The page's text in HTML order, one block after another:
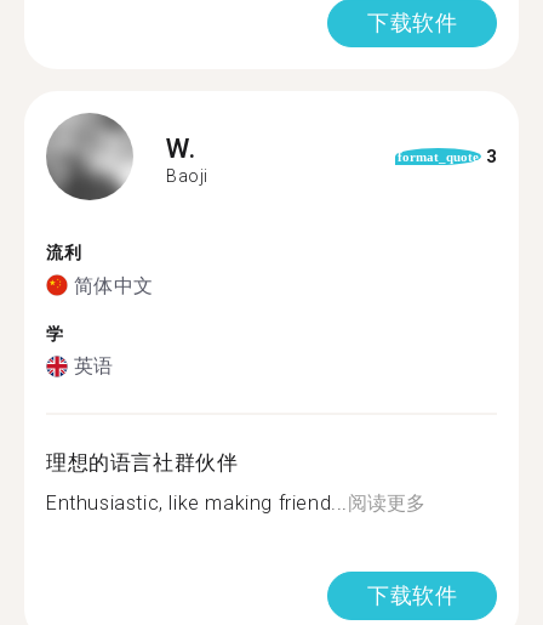
下载软件
W.
Baoji
format_quote 3
流利
简体中文
学
英语
理想的语言社群伙伴
Enthusiastic, like making friend...阅读更多
下载软件